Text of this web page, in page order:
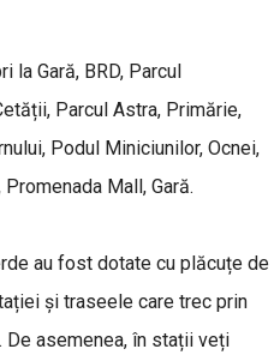
la Gară, BRD, Parcul
Parcul Astra, Primărie,
Podul Miniciunilor, Ocnei,
Mall, Gară.
au fost dotate cu plăcuțe de
și traseele care trec prin
De asemenea, în stații veți